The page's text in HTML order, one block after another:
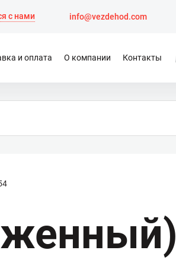
с нами info@vezdehod.com
и оплата О компании Контакты